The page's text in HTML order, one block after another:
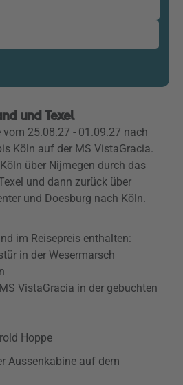
und Texel
vom 25.08.27 - 01.09.27 nach
Köln auf der MS VistaGracia.
über Nijmegen durch das
und dann zurück über
und Doesburg nach Köln.
im Reisepreis enthalten:
in der Wesermarsch
VistaGracia in der gebuchten
Hoppe
Aussenkabine auf dem